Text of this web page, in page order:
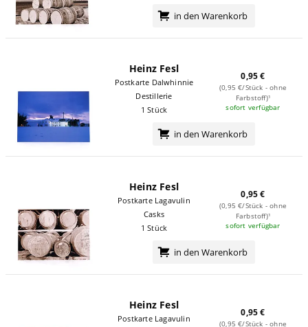
in den Warenkorb
Heinz Fesl
Postkarte Dalwhinnie
Destillerie
1 Stück
0,95 €
(0,95 €/Stück - ohne
Farbstoff)¹
sofort verfügbar
in den Warenkorb
Heinz Fesl
Postkarte Lagavulin
Casks
1 Stück
0,95 €
(0,95 €/Stück - ohne
Farbstoff)¹
sofort verfügbar
in den Warenkorb
Heinz Fesl
Postkarte Lagavulin
0,95 €
(0,95 €/Stück - ohne